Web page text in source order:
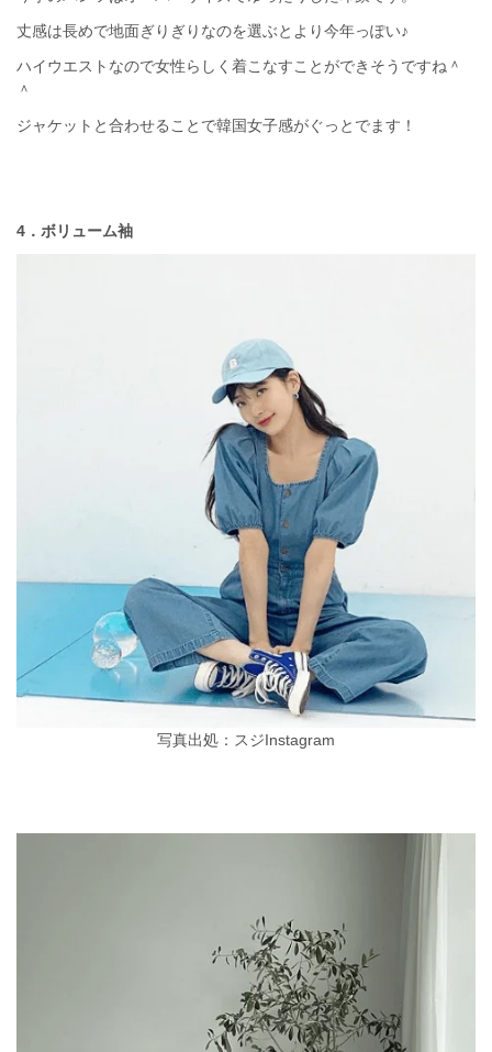
丈感は長めで地面ぎりぎりなのを選ぶとより今年っぽい♪
ハイウエストなので女性らしく着こなすことができそうですね＾
＾
ジャケットと合わせることで韓国女子感がぐっとでます！
4．ボリューム袖
写真出処：スジInstagram